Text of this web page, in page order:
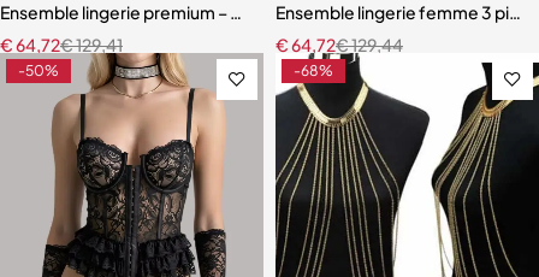
Ensemble lingerie premium – Bas, soutien-gorge et accessoires
€129,41
€64,72
Ensemble lingerie femme 3
€129,44
€64,72
-50% -68%